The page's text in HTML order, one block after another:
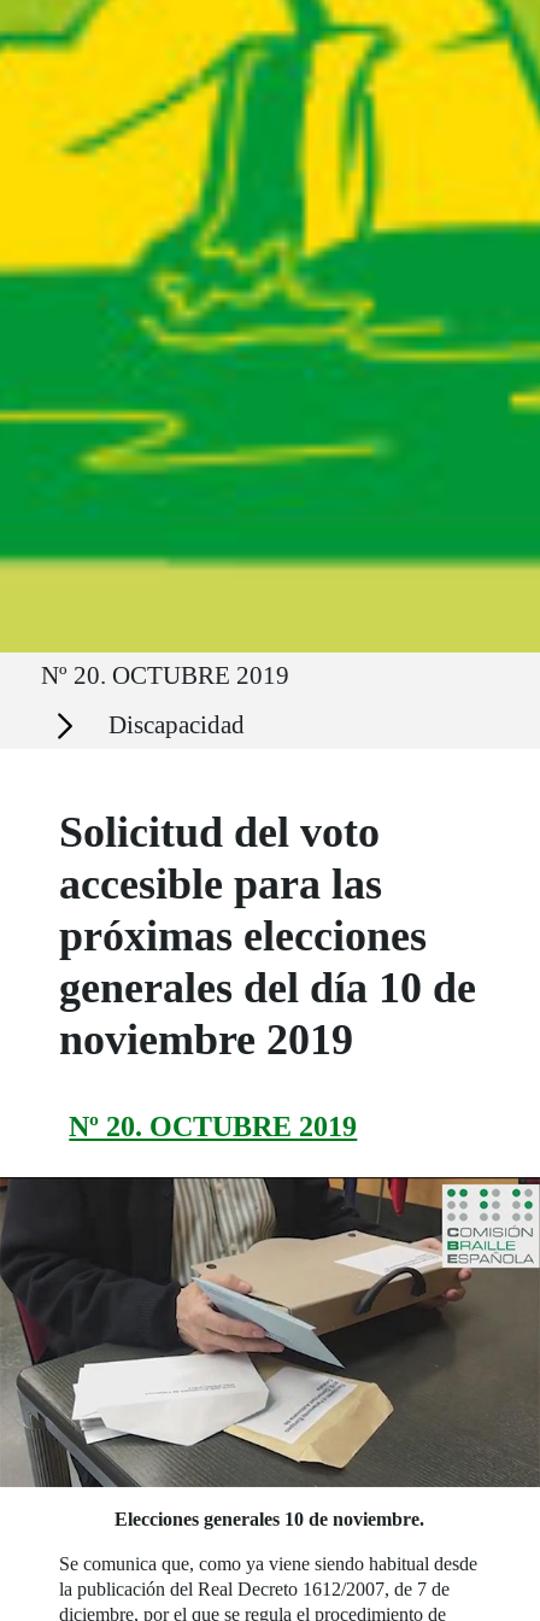
Ruta del sitio
Nº 20. OCTUBRE 2019
Secciones Discapacidad
Solicitud del voto
accesible para las
próximas elecciones
generales del día 10 de
noviembre 2019
Nº 20. OCTUBRE 2019
Elecciones generales 10 de noviembre.
Se comunica que, como ya viene siendo habitual desde
la publicación del Real Decreto 1612/2007, de 7 de
diciembre, por el que se regula el procedimiento de